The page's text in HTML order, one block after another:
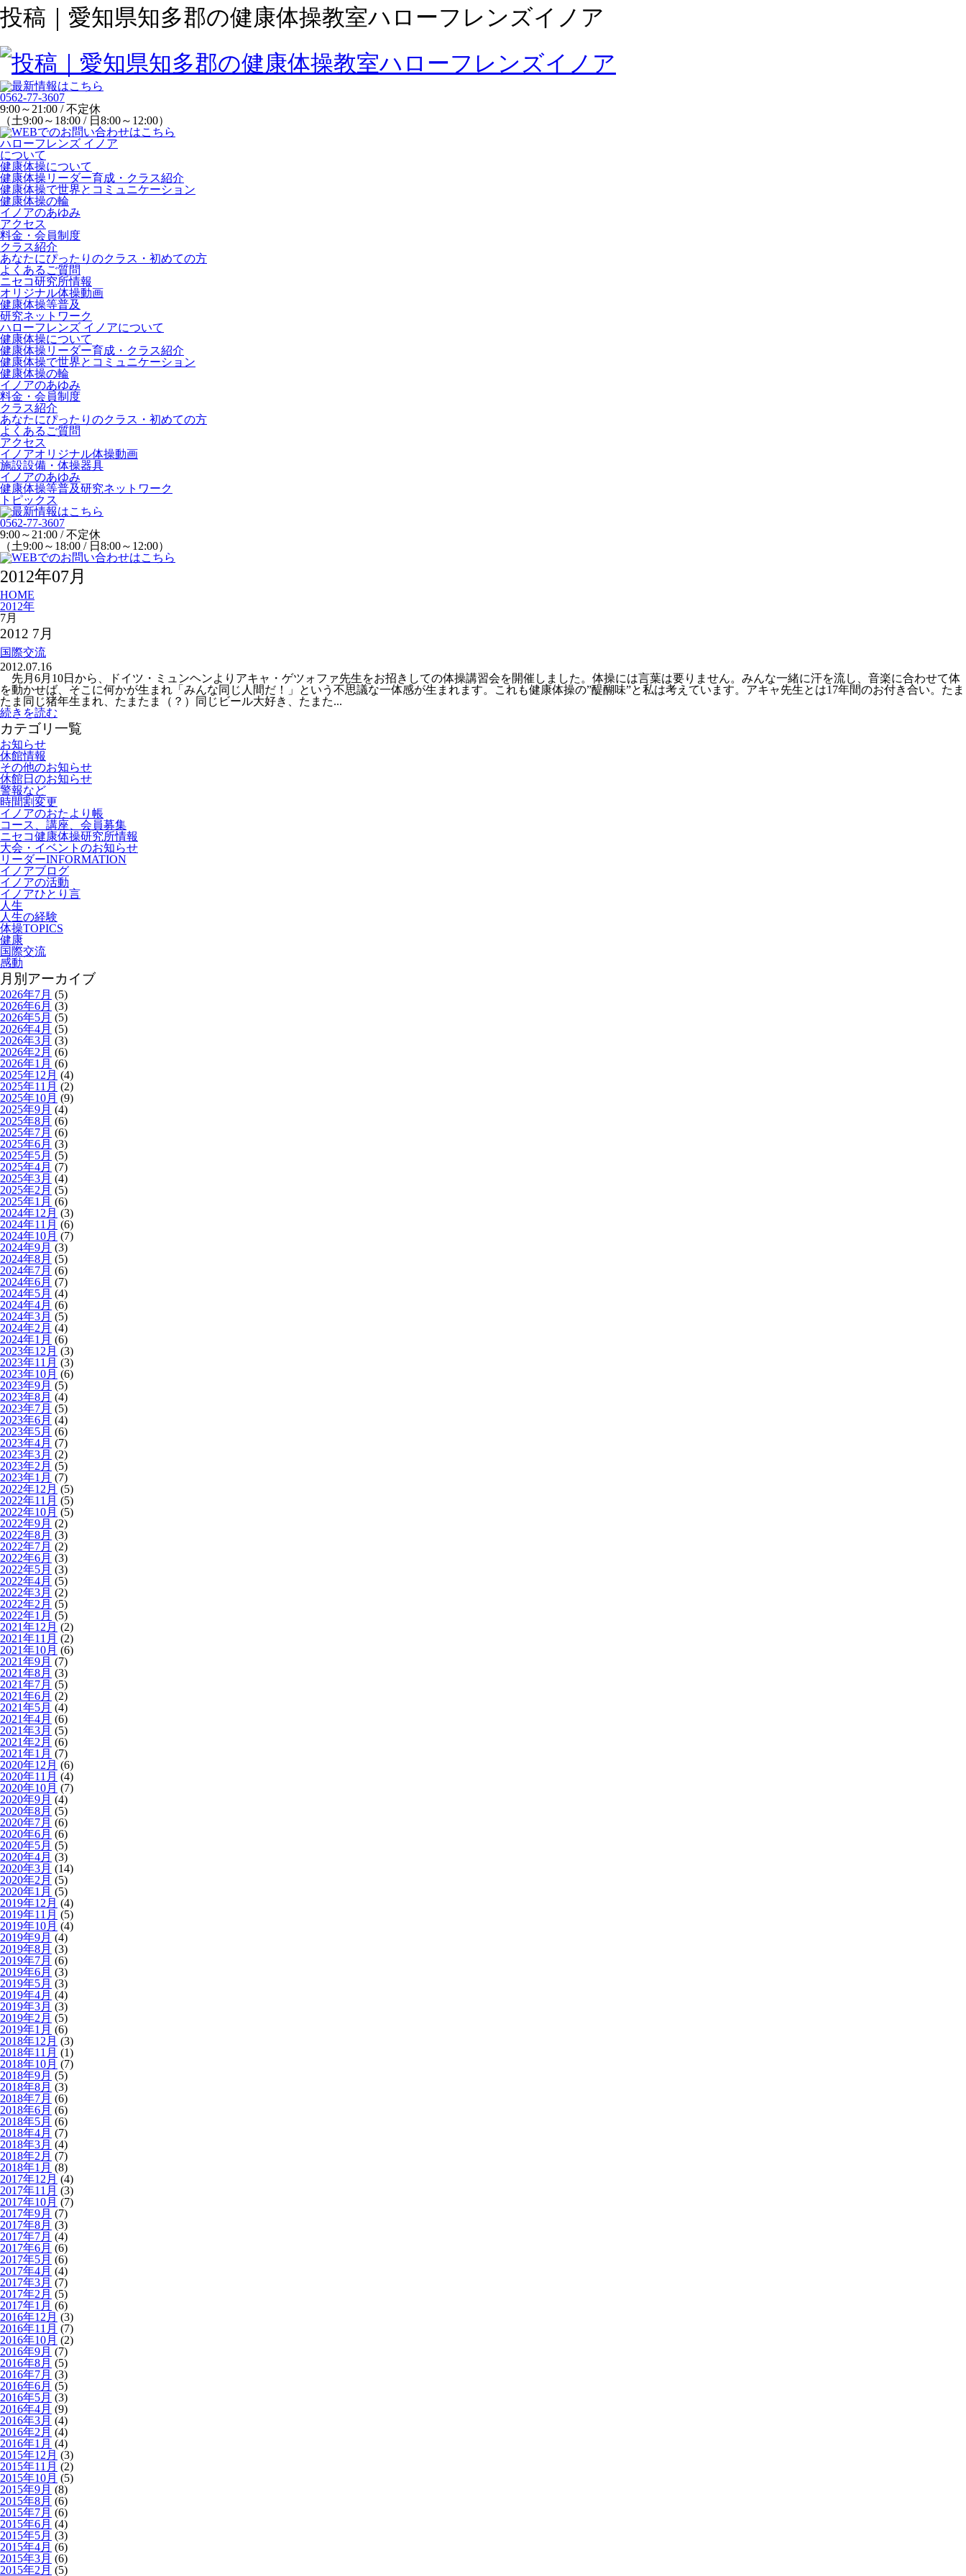
投稿｜愛知県知多郡の健康体操教室ハローフレンズイノア
0562-77-3607
9:00～21:00 / 不定休
（土9:00～18:00 / 日8:00～12:00）
ハローフレンズ イノア
について
健康体操について
健康体操リーダー育成・クラス紹介
健康体操で世界とコミュニケーション
健康体操の輪
イノアのあゆみ
アクセス
料金・会員制度
クラス紹介
あなたにぴったりのクラス・初めての方
よくあるご質問
ニセコ研究所情報
オリジナル体操動画
健康体操等普及
研究ネットワーク
ハローフレンズ イノアについて
健康体操について
健康体操リーダー育成・クラス紹介
健康体操で世界とコミュニケーション
健康体操の輪
イノアのあゆみ
料金・会員制度
クラス紹介
あなたにぴったりのクラス・初めての方
よくあるご質問
アクセス
イノアオリジナル体操動画
施設設備・体操器具
イノアのあゆみ
健康体操等普及研究ネットワーク
トピックス
0562-77-3607
9:00～21:00 / 不定休
（土9:00～18:00 / 日8:00～12:00）
2012年07月
HOME
2012年
7月
2012 7月
国際交流
2012.07.16
先月6月10日から、ドイツ・ミュンヘンよりアキャ・ゲツォファ先生をお招きしての体操講習会を開催しました。体操には言葉は要りません。みんな一緒に汗を流し、音楽に合わせて体
を動かせば、そこに何かが生まれ「みんな同じ人間だ！」という不思議な一体感が生まれます。これも健康体操の”醍醐味”と私は考えています。アキャ先生とは17年間のお付き合い。たま
たま同じ猪年生まれ、たまたま（？）同じビール大好き、たまた...
続きを読む
カテゴリ一覧
お知らせ
休館情報
その他のお知らせ
休館日のお知らせ
警報など
時間割変更
イノアのおたより帳
コース、講座、会員募集
ニセコ健康体操研究所情報
大会・イベントのお知らせ
リーダーINFORMATION
イノアブログ
イノアの活動
イノアひとり言
人生
人生の経験
体操TOPICS
健康
国際交流
感動
月別アーカイブ
2026年7月 (5)
2026年6月 (3)
2026年5月 (5)
2026年4月 (5)
2026年3月 (3)
2026年2月 (6)
2026年1月 (6)
2025年12月 (4)
2025年11月 (2)
2025年10月 (9)
2025年9月 (4)
2025年8月 (6)
2025年7月 (6)
2025年6月 (3)
2025年5月 (5)
2025年4月 (7)
2025年3月 (4)
2025年2月 (5)
2025年1月 (6)
2024年12月 (3)
2024年11月 (6)
2024年10月 (7)
2024年9月 (3)
2024年8月 (5)
2024年7月 (6)
2024年6月 (7)
2024年5月 (4)
2024年4月 (6)
2024年3月 (5)
2024年2月 (4)
2024年1月 (6)
2023年12月 (3)
2023年11月 (3)
2023年10月 (6)
2023年9月 (5)
2023年8月 (4)
2023年7月 (5)
2023年6月 (4)
2023年5月 (6)
2023年4月 (7)
2023年3月 (2)
2023年2月 (5)
2023年1月 (7)
2022年12月 (5)
2022年11月 (5)
2022年10月 (5)
2022年9月 (2)
2022年8月 (3)
2022年7月 (2)
2022年6月 (3)
2022年5月 (3)
2022年4月 (5)
2022年3月 (2)
2022年2月 (5)
2022年1月 (5)
2021年12月 (2)
2021年11月 (2)
2021年10月 (6)
2021年9月 (7)
2021年8月 (3)
2021年7月 (5)
2021年6月 (2)
2021年5月 (4)
2021年4月 (6)
2021年3月 (5)
2021年2月 (6)
2021年1月 (7)
2020年12月 (6)
2020年11月 (4)
2020年10月 (7)
2020年9月 (4)
2020年8月 (5)
2020年7月 (6)
2020年6月 (6)
2020年5月 (5)
2020年4月 (3)
2020年3月 (14)
2020年2月 (5)
2020年1月 (5)
2019年12月 (4)
2019年11月 (5)
2019年10月 (4)
2019年9月 (4)
2019年8月 (3)
2019年7月 (6)
2019年6月 (3)
2019年5月 (3)
2019年4月 (4)
2019年3月 (3)
2019年2月 (5)
2019年1月 (6)
2018年12月 (3)
2018年11月 (1)
2018年10月 (7)
2018年9月 (5)
2018年8月 (3)
2018年7月 (6)
2018年6月 (6)
2018年5月 (6)
2018年4月 (7)
2018年3月 (4)
2018年2月 (7)
2018年1月 (8)
2017年12月 (4)
2017年11月 (3)
2017年10月 (7)
2017年9月 (7)
2017年8月 (3)
2017年7月 (4)
2017年6月 (6)
2017年5月 (6)
2017年4月 (4)
2017年3月 (7)
2017年2月 (5)
2017年1月 (6)
2016年12月 (3)
2016年11月 (7)
2016年10月 (2)
2016年9月 (7)
2016年8月 (5)
2016年7月 (3)
2016年6月 (5)
2016年5月 (3)
2016年4月 (9)
2016年3月 (4)
2016年2月 (4)
2016年1月 (4)
2015年12月 (3)
2015年11月 (2)
2015年10月 (5)
2015年9月 (8)
2015年8月 (6)
2015年7月 (6)
2015年6月 (4)
2015年5月 (3)
2015年4月 (6)
2015年3月 (6)
2015年2月 (5)